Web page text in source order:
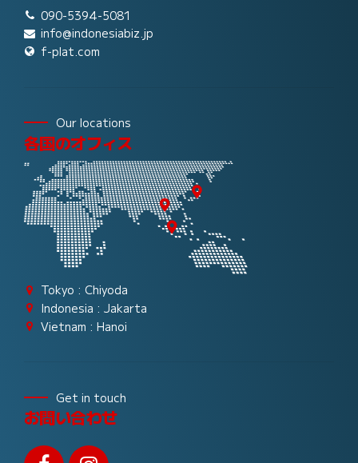
090-5394-5081
info@indonesiabiz.jp
f-plat.com
Our locations
各国のオフィス
Tokyo : Chiyoda
Indonesia : Jakarta
Vietnam : Hanoi
Get in touch
お問い合わせ